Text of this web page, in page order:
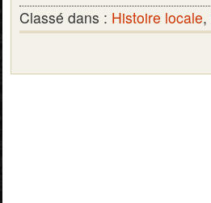
Classé dans : Histoire locale,